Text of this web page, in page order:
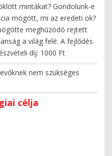
mintákat? Gondolunk-e
mögött, mi az eredeti ok?
meghúzódó rejtett
a világ felé. A fejlődés
díj: 1000 Ft
nem szükséges
célja